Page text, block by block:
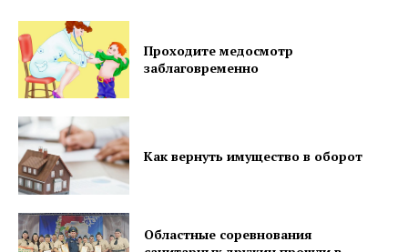
ПОДПИСАТЬСЯ
Редакция "ДВ"
Наша гісторыя
Контакты
Проходите медосмотр
заблаговременно
Как вернуть имущество в оборот
Областные соревнования